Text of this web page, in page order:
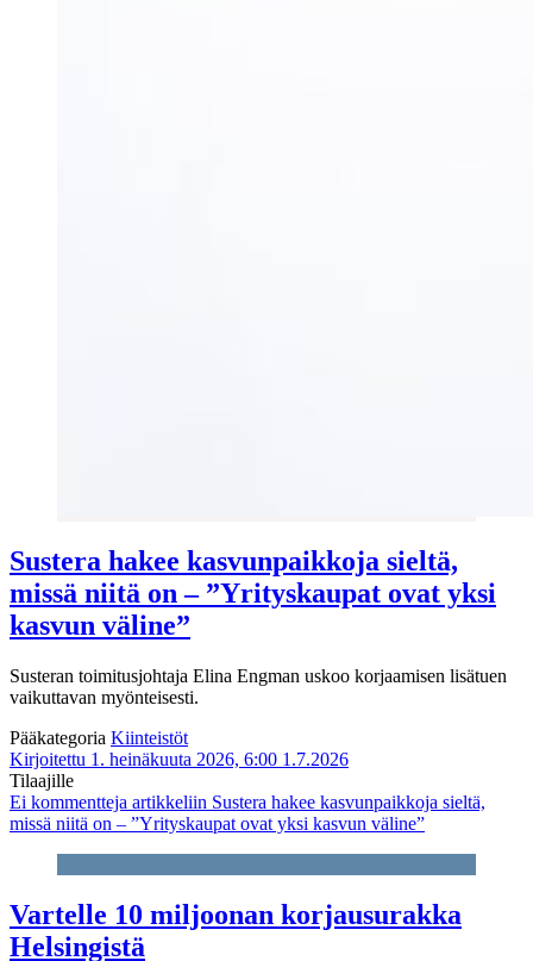
Sustera hakee kasvunpaikkoja sieltä,
missä niitä on – ”Yrityskaupat ovat yksi
kasvun väline”
Susteran toimitusjohtaja Elina Engman uskoo korjaamisen lisätuen
vaikuttavan myönteisesti.
Pääkategoria Kiinteistöt
Kirjoitettu 1. heinäkuuta 2026, 6:00 1.7.2026
Tilaajille
Ei kommentteja artikkeliin Sustera hakee kasvunpaikkoja sieltä,
missä niitä on – ”Yrityskaupat ovat yksi kasvun väline”
Vartelle 10 miljoonan korjausurakka
Helsingistä